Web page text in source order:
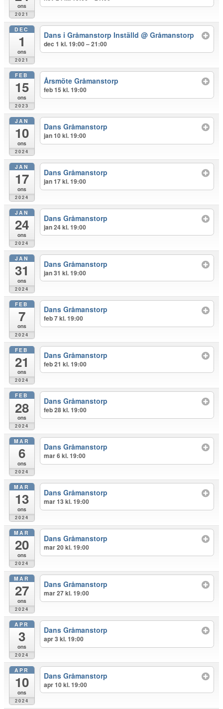
ons
2021
DEC
1
ons
2021
Dans i Gråmanstorp Inställd@ Gråmanstorp
dec 1 kl. 19:00 – 21:00
FEB
15
ons
2023
Årsmöte Gråmanstorp
feb 15 kl. 19:00
JAN
10
ons
2024
Dans Gråmanstorp
jan 10 kl. 19:00
JAN
17
ons
2024
Dans Gråmanstorp
jan 17 kl. 19:00
JAN
24
ons
2024
Dans Gråmanstorp
jan 24 kl. 19:00
JAN
31
ons
2024
Dans Gråmanstorp
jan 31 kl. 19:00
FEB
7
ons
2024
Dans Gråmanstorp
feb 7 kl. 19:00
FEB
21
ons
2024
Dans Gråmanstorp
feb 21 kl. 19:00
FEB
28
ons
2024
Dans Gråmanstorp
feb 28 kl. 19:00
MAR
6
ons
2024
Dans Gråmanstorp
mar 6 kl. 19:00
MAR
13
ons
2024
Dans Gråmanstorp
mar 13 kl. 19:00
MAR
20
ons
2024
Dans Gråmanstorp
mar 20 kl. 19:00
MAR
27
ons
2024
Dans Gråmanstorp
mar 27 kl. 19:00
APR
3
ons
2024
Dans Gråmanstorp
apr 3 kl. 19:00
APR
10
ons
2024
Dans Gråmanstorp
apr 10 kl. 19:00